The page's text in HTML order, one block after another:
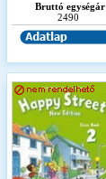
Bruttó egységár
2490